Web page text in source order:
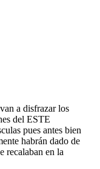
a disfrazar los
del ESTE
pues antes bien
habrán dado de
recalaban en la